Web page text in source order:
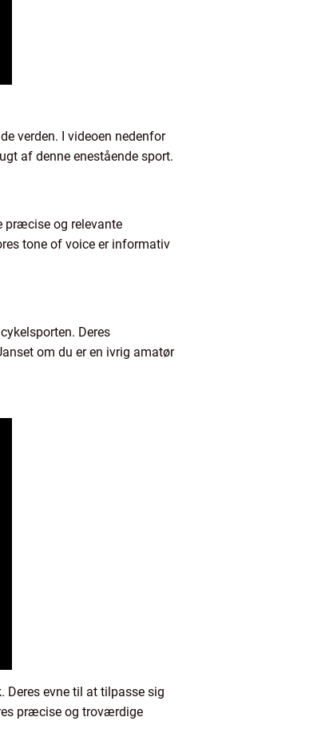
verden. I videoen nedenfor
af denne enestående sport.
præcise og relevante
tone of voice er informativ
Deres
om du er en ivrig amatør
Deres evne til at tilpasse sig
præcise og troværdige